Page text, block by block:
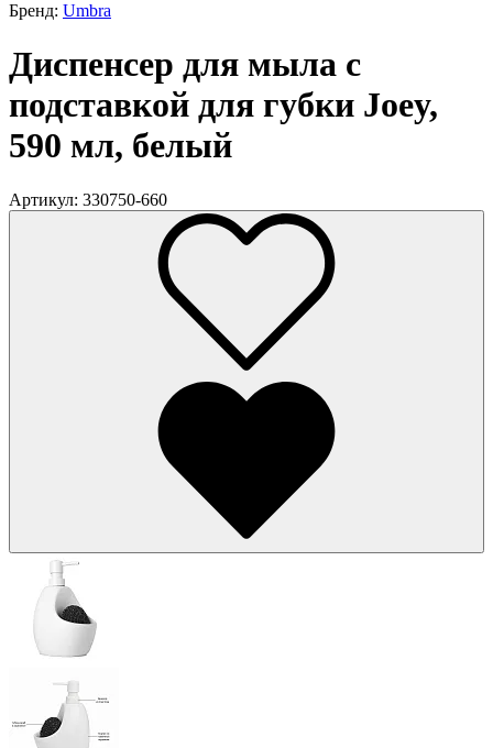
Бренд: Umbra
Диспенсер для мыла с
подставкой для губки Joey,
590 мл, белый
Артикул: 330750-660